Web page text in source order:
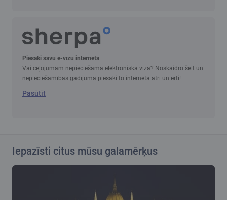
Piesaki savu e-vīzu internetā
Vai ceļojumam nepieciešama elektroniskā vīza? Noskaidro šeit un
nepieciešamības gadījumā piesaki to internetā ātri un ērti!
Pasūtīt
Iepazīsti citus mūsu galamērķus